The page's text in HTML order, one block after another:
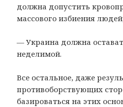
должна допустить
массового избиения
— Украина должна
неделимой.
Все остальное, даже
противоборствующих
базироваться на этих